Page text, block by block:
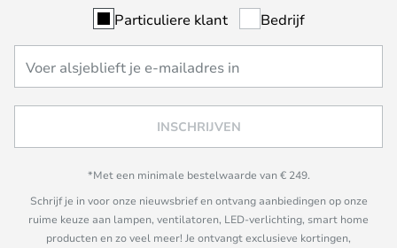
Particuliere klant Bedrijf
INSCHRIJVEN
*Met een minimale bestelwaarde van € 249.
Schrijf je in voor onze nieuwsbrief en ontvang aanbiedingen op onze
ruime keuze aan lampen, ventilatoren, LED-verlichting, smart home
producten en zo veel meer! Je ontvangt exclusieve kortingen,